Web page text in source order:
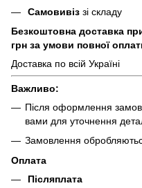
Самовивіз зі складу
Безкоштовна доставка
грн за умови повної
Доставка по всій Україні
Важливо:
Після оформлення
вами для уточнення
Замовлення
Оплата
Післяплата